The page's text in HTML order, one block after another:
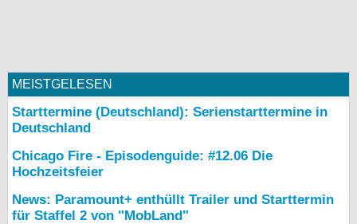
MEISTGELESEN
Starttermine (Deutschland): Serienstarttermine in
Deutschland
Chicago Fire - Episodenguide: #12.06 Die
Hochzeitsfeier
News: Paramount+ enthüllt Trailer und Starttermin
für Staffel 2 von "MobLand"